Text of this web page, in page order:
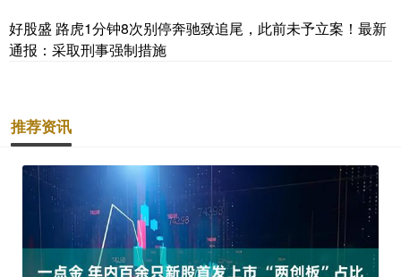
好股盛 路虎1分钟8次别停奔驰致追尾，此前未予立案！最新
通报：采取刑事强制措施
推荐资讯